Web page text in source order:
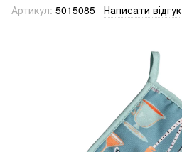
Артикул: 5015085 Написати відгук